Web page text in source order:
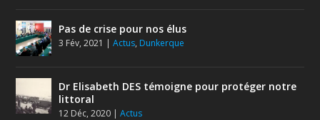
Pas de crise pour nos élus
3 Fév, 2021 |Actus, Dunkerque
Dr Elisabeth DES témoigne pour protéger notre
littoral
12 Déc, 2020 |Actus